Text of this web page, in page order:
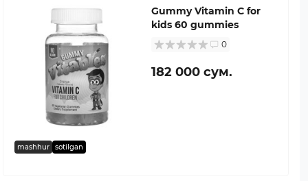
mashhur sotilgan
Gummy Vitamin C for
kids 60 gummies
0
182 000 сум.